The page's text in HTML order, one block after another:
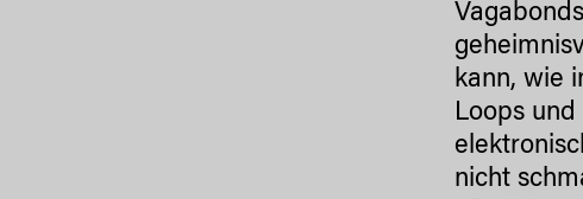
kann, wie
Loops
nicht